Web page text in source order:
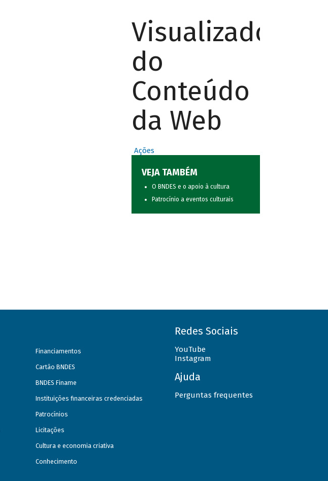
Visualizador
do
Conteúdo
da Web
Ações
VEJA TAMBÉM
O BNDES e o apoio à cultura
Patrocínio a eventos culturais
Financiamentos
Cartão BNDES
BNDES Finame
Instituições financeiras credenciadas
Patrocínios
Licitações
Cultura e economia criativa
Conhecimento
Redes Sociais
YouTube
Instagram
Ajuda
Perguntas frequentes